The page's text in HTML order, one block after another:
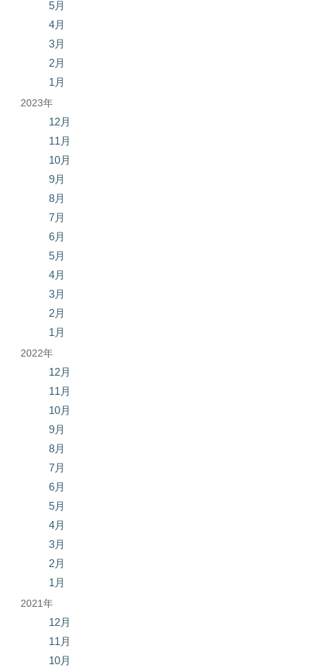
5月
4月
3月
2月
1月
2023年
12月
11月
10月
9月
8月
7月
6月
5月
4月
3月
2月
1月
2022年
12月
11月
10月
9月
8月
7月
6月
5月
4月
3月
2月
1月
2021年
12月
11月
10月